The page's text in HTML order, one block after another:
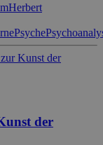
Herbert
Psyche
der